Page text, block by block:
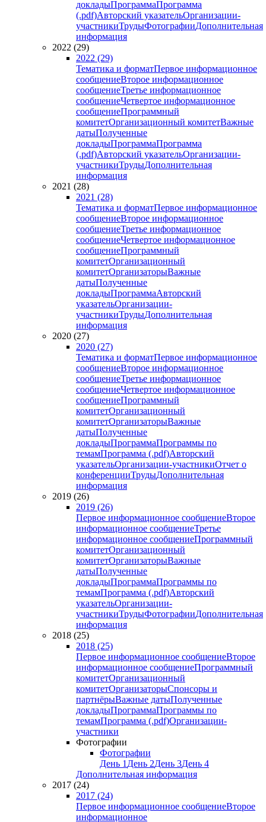
докладыПрограммаПрограмма
(.pdf)Авторский указательОрганизации-
участникиТрудыФотографииДополнительная
информация
2022 (29)
2022 (29)
Тематика и форматПервое информационное
сообщениеВторое информационное
сообщениеТретье информационное
сообщениеЧетвертое информационное
сообщениеПрограммный
комитетОрганизационный комитетВажные
датыПолученные
докладыПрограммаПрограмма
(.pdf)Авторский указательОрганизации-
участникиТрудыДополнительная
информация
2021 (28)
2021 (28)
Тематика и форматПервое информационное
сообщениеВторое информационное
сообщениеТретье информационное
сообщениеЧетвертое информационное
сообщениеПрограммный
комитетОрганизационный
комитетОрганизаторыВажные
датыПолученные
докладыПрограммаАвторский
указательОрганизации-
участникиТрудыДополнительная
информация
2020 (27)
2020 (27)
Тематика и форматПервое информационное
сообщениеВторое информационное
сообщениеТретье информационное
сообщениеЧетвертое информационное
сообщениеПрограммный
комитетОрганизационный
комитетОрганизаторыВажные
датыПолученные
докладыПрограммаПрограммы по
темамПрограмма (.pdf)Авторский
указательОрганизации-участникиОтчет о
конференцииТрудыДополнительная
информация
2019 (26)
2019 (26)
Первое информационное сообщениеВторое
информационное сообщениеТретье
информационное сообщениеПрограммный
комитетОрганизационный
комитетОрганизаторыВажные
датыПолученные
докладыПрограммаПрограммы по
темамПрограмма (.pdf)Авторский
указательОрганизации-
участникиТрудыФотографииДополнительная
информация
2018 (25)
2018 (25)
Первое информационное сообщениеВторое
информационное сообщениеПрограммный
комитетОрганизационный
комитетОрганизаторыСпонсоры и
партнёрыВажные датыПолученные
докладыПрограммаПрограммы по
темамПрограмма (.pdf)Организации-
участники
Фотографии
Фотографии
День 1 День 2День 3День 4
Дополнительная информация
2017 (24)
2017 (24)
Первое информационное сообщениеВторое
информационное